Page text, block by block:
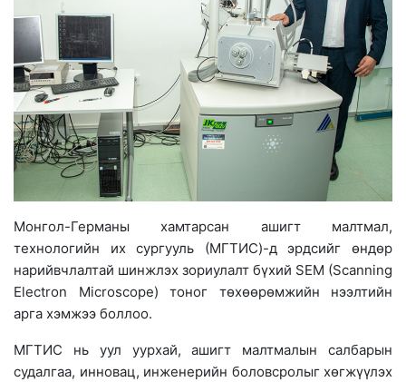
Монгол-Германы хамтарсан ашигт малтмал,
технологийн их сургууль (МГТИС)-д эрдсийг өндөр
нарийвчлалтай шинжлэх зориулалт бүхий SEM (Scanning
Electron Microscope) тоног төхөөрөмжийн нээлтийн
арга хэмжээ боллоо.
МГТИС нь уул уурхай, ашигт малтмалын салбарын
судалгаа, инновац, инженерийн боловсролыг хөгжүүлэх